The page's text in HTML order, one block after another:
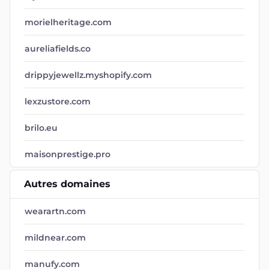
morielheritage.com
aureliafields.co
drippyjewellz.myshopify.com
lexzustore.com
brilo.eu
maisonprestige.pro
Autres domaines
wearartn.com
mildnear.com
manufy.com